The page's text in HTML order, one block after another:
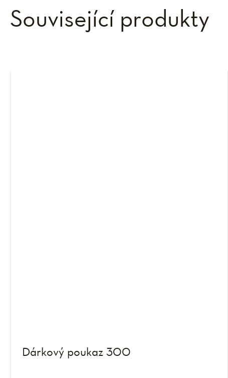
Související produkty
Dárkový poukaz 300